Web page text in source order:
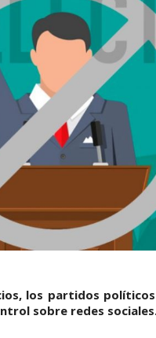
los partidos
sobre redes